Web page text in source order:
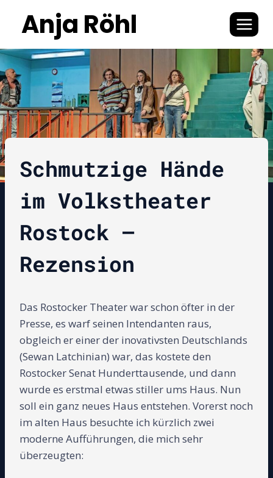
InhaltAnja Röhl
Schmutzige Hände
im Volkstheater
Rostock –
Rezension
Das Rostocker Theater war schon öfter in der
Presse, es warf seinen Intendanten raus,
obgleich er einer der inovativsten Deutschlands
(Sewan Latchinian) war, das kostete den
Rostocker Senat Hunderttausende, und dann
wurde es erstmal etwas stiller ums Haus. Nun
soll ein ganz neues Haus entstehen. Vorerst noch
im alten Haus besuchte ich kürzlich zwei
moderne Aufführungen, die mich sehr
überzeugten: